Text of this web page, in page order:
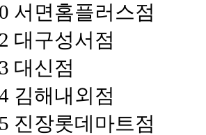
서면홈플러스점
대구성서점
대신점
김해내외점
진장롯데마트점